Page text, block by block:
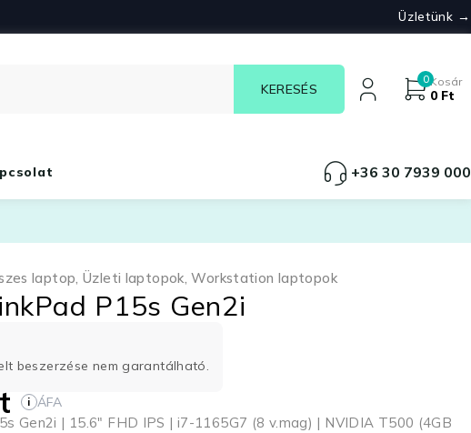
Üzletünk →
0Kosár
0 Ft
+36 30 7939 000
laptop, Üzleti laptopok,Workstation laptopok
P15s Gen2i
beszerzése nem garantálható.
i ÁFA
Gen2i | 15.6″ FHD IPS | i7-1165G7 (8 v.mag) | NVIDIA T500 (4GB